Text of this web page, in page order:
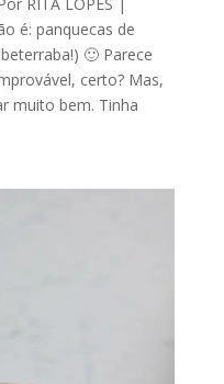
é: panquecas de
🙂 Parece
certo? Mas,
muito bem. Tinha